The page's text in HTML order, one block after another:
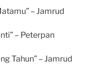
– Jamrud
– Peterpan
Tahun” – Jamrud